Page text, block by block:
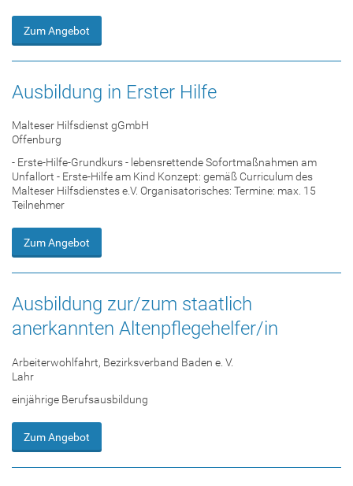
Zum Angebot
Ausbildung in Erster Hilfe
Malteser Hilfsdienst gGmbH
Offenburg
- Erste-Hilfe-Grundkurs - lebensrettende Sofortmaßnahmen am
Unfallort - Erste-Hilfe am Kind Konzept: gemäß Curriculum des
Malteser Hilfsdienstes e.V. Organisatorisches: Termine: max. 15
Teilnehmer
Zum Angebot
Ausbildung zur/zum staatlich
anerkannten Altenpflegehelfer/in
Arbeiterwohlfahrt, Bezirksverband Baden e. V.
Lahr
einjährige Berufsausbildung
Zum Angebot